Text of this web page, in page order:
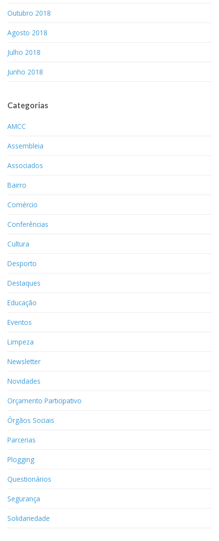
Outubro 2018
Agosto 2018
Julho 2018
Junho 2018
Categorias
AMCC
Assembleia
Associados
Bairro
Comércio
Conferências
Cultura
Desporto
Destaques
Educação
Eventos
Limpeza
Newsletter
Novidades
Orçamento Participativo
Órgãos Sociais
Parcerias
Plogging
Questionários
Segurança
Solidariedade